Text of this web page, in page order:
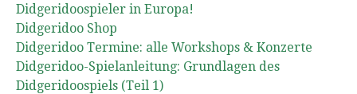
Didgeridoospieler in Europa!
Didgeridoo Shop
Didgeridoo Termine: alle Workshops & Konzerte
Didgeridoo-Spielanleitung: Grundlagen des
Didgeridoospiels (Teil 1)